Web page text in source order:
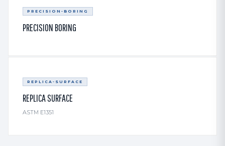
PRECISION-BORING
PRECISION BORING
REPLICA-SURFACE
REPLICA SURFACE
ASTM E1351